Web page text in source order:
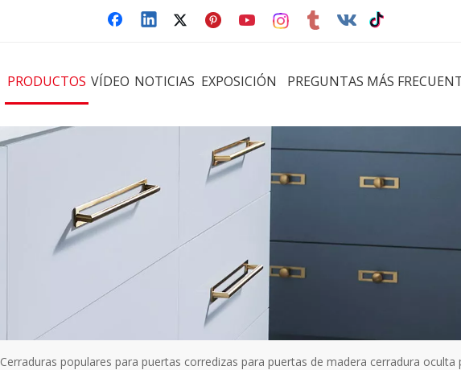
PRODUCTOS VÍDEO NOTICIAS EXPOSICIÓN PREGUNTAS MÁS
Cerraduras populares para puertas corredizas para puertas de madera cerradura oculta